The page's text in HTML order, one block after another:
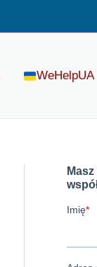
WeHelpUA